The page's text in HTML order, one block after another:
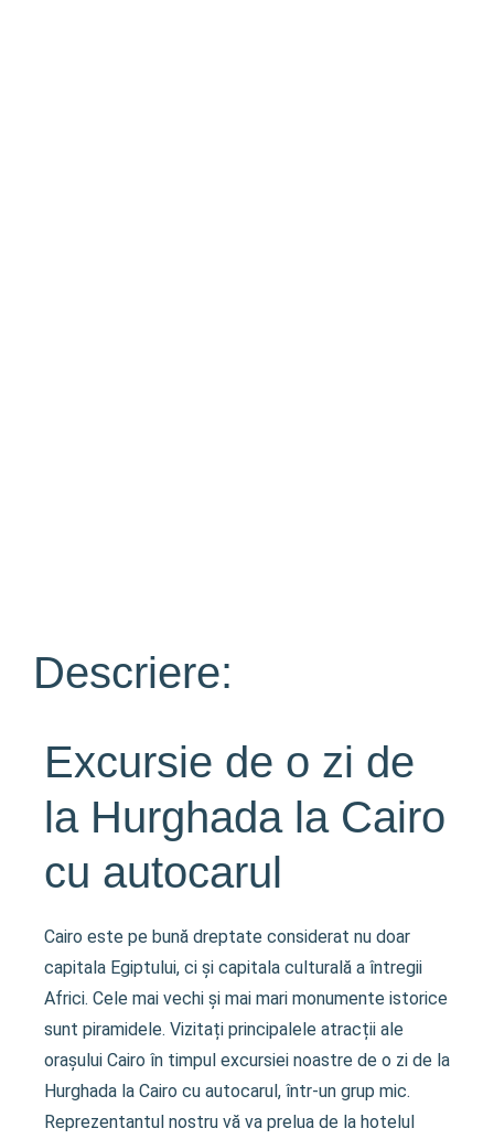
Descriere:
Excursie de o zi de
la Hurghada la Cairo
cu autocarul
Cairo este pe bună dreptate considerat nu doar
capitala Egiptului, ci și capitala culturală a întregii
Africi. Cele mai vechi și mai mari monumente istorice
sunt piramidele. Vizitați principalele atracții ale
orașului Cairo în timpul excursiei noastre de o zi de la
Hurghada la Cairo cu autocarul, într-un grup mic.
Reprezentantul nostru vă va prelua de la hotelul